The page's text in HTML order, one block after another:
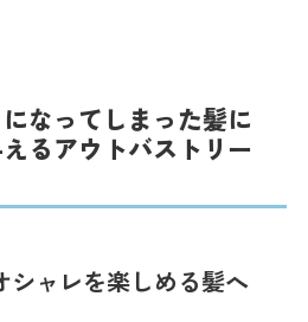
なってしまった髪に
るアウトバストリー
シャレを楽しめる髪へ